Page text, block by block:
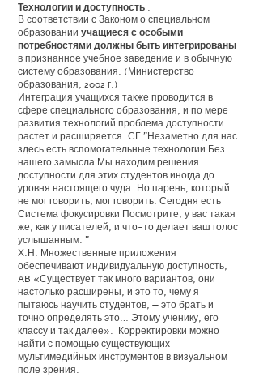
Технологии и доступность .
В соответствии с Законом о специальном
образовании учащиеся с особыми
потребностями должны быть интегрированы
в признанное учебное заведение и в обычную
систему образования. (Министерство
образования, 2002 г.)
Интеграция учащихся также проводится в
сфере специального образования, и по мере
развития технологий проблема доступности
растет и расширяется. СГ "Незаметно для нас
здесь есть вспомогательные технологии Без
нашего замысла Мы находим решения
доступности для этих студентов иногда до
уровня настоящего чуда. Но парень, который
не мог говорить, мог говорить. Сегодня есть
Система фокусировки Посмотрите, у вас такая
же, как у писателей, и что-то делает ваш голос
услышанным. "
Х.Н. Множественные приложения
обеспечивают индивидуальную доступность,
AB «Существует так много вариантов, они
настолько расширены, и это то, чему я
пытаюсь научить студентов, — это брать и
точно определять это… Этому ученику, его
классу и так далее». Корректировки можно
найти с помощью существующих
мультимедийных инструментов в визуальном
поле зрения.